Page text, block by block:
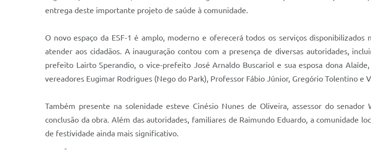
entrega deste importante projeto de saúde à comunidade.
O novo espaço da ESF-1 é amplo, moderno e oferecerá todos os serviços
atender aos cidadãos. A inauguração contou com a presença de diversas autoridades,
prefeito Lairto Sperandio, o vice-prefeito José Arnaldo Buscariol e sua esposa dona
vereadores Eugimar Rodrigues (Nego do Park), Professor Fábio Júnior, Gregório Tolentino e
Também presente na solenidade esteve Cinésio Nunes de Oliveira, assessor do
conclusão da obra. Além das autoridades, familiares de Raimundo Eduardo, a comunidade
de festividade ainda mais significativo.